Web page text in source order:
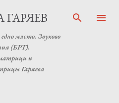
съдържание
място. Звуково
(БРТ).
и
Гаряева